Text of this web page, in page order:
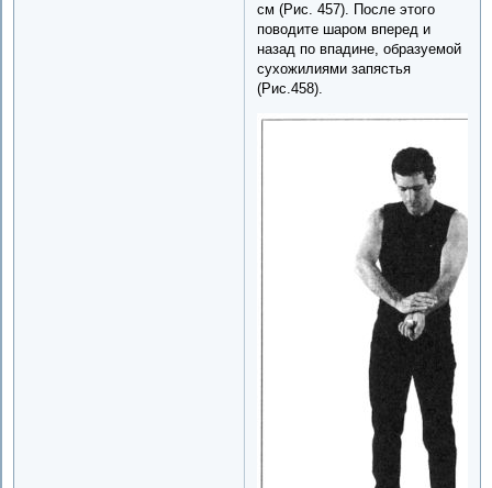
см (Рис. 457). После этого
поводите шаром вперед и
назад по впадине, образуемой
сухожилиями запястья
(Рис.458).